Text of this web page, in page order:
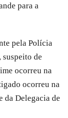
para a
pela Polícia
de
ocorreu na
ocorreu na
da Delegacia de